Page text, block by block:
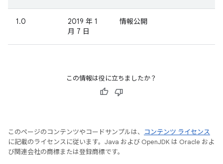
1.0
2019 年 1
月 7 日
情報公開
この情報は役に立ちましたか？
このページのコンテンツやコードサンプルは、
コンテンツ ライセンス
に記載のライセンスに従います。Java および OpenJDK は Oracle およ
び関連会社の商標または登録商標です。